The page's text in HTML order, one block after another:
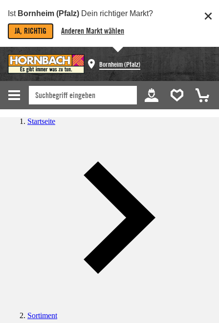
Ist Bornheim (Pfalz) Dein richtiger Markt?
JA, RICHTIG Anderen Markt wählen
Bornheim (Pfalz)
Startseite
Sortiment